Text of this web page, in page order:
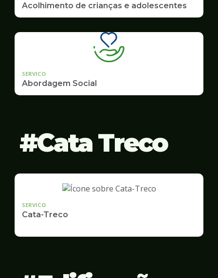
Acolhimento de crianças e adolescentes
SERVICO
Abordagem Social
Cata Treco
SERVICO
Cata-Treco